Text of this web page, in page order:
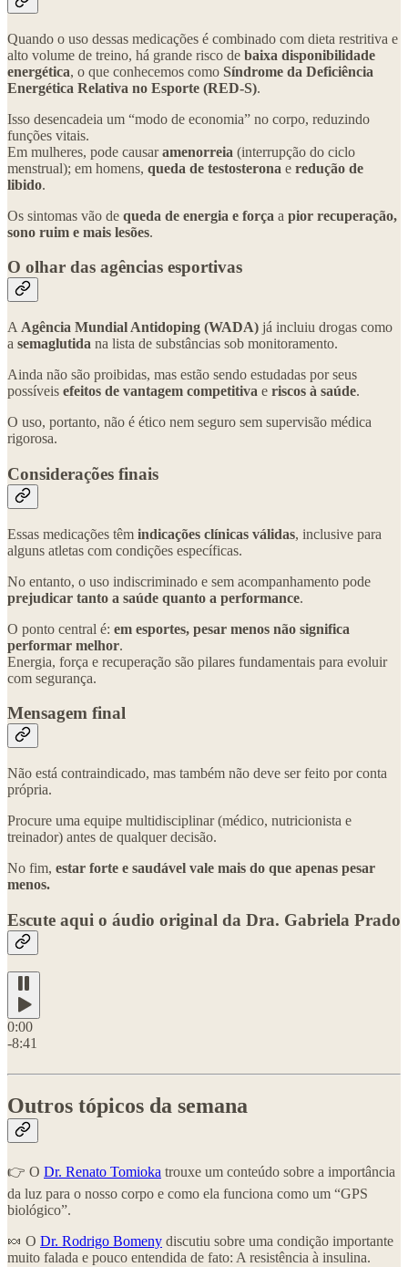
Quando o uso dessas medicações é combinado com dieta restritiva e
alto volume de treino, há grande risco de baixa disponibilidade
energética, o que conhecemos como Síndrome da Deficiência
Energética Relativa no Esporte (RED-S).
Isso desencadeia um “modo de economia” no corpo, reduzindo
funções vitais.
Em mulheres, pode causaramenorreia (interrupção do ciclo
menstrual); em homens, queda de testosterona e redução de
libido.
Os sintomas vão de queda de energia e força a pior recuperação,
sono ruim e mais lesões.
O olhar das agências esportivas
A Agência Mundial Antidoping (WADA) já incluiu drogas como
a semaglutida na lista de substâncias sob monitoramento.
Ainda não são proibidas, mas estão sendo estudadas por seus
possíveis efeitos de vantagem competitiva e riscos à saúde.
O uso, portanto, não é ético nem seguro sem supervisão médica
rigorosa.
Considerações finais
Essas medicações têm indicações clínicas válidas, inclusive para
alguns atletas com condições específicas.
No entanto, o uso indiscriminado e sem acompanhamento pode
prejudicar tanto a saúde quanto a performance.
O ponto central é: em esportes, pesar menos não significa
performar melhor.
Energia, força e recuperação são pilares fundamentais para evoluir
com segurança.
Mensagem final
Não está contraindicado, mas também não deve ser feito por conta
própria.
Procure uma equipe multidisciplinar (médico, nutricionista e
treinador) antes de qualquer decisão.
No fim, estar forte e saudável vale mais do que apenas pesar
menos.
Escute aqui o áudio original da Dra. Gabriela Prado
0:00
-8:41
Outros tópicos da semana
👉 O Dr. Renato Tomioka trouxe um conteúdo sobre a importância
da luz para o nosso corpo e como ela funciona como um “GPS
biológico”.
🍬 O Dr. Rodrigo Bomeny discutiu sobre uma condição importante
muito falada e pouco entendida de fato: A resistência à insulina.